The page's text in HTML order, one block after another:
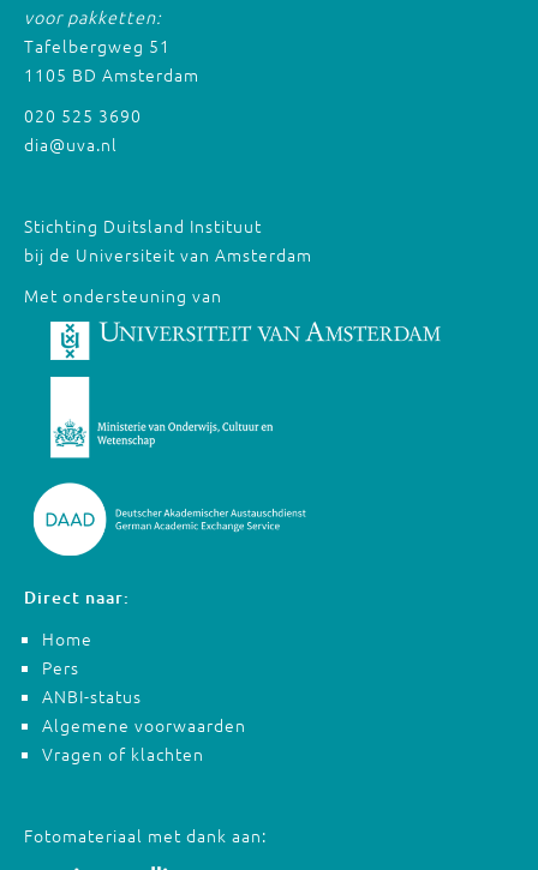
voor pakketten:
Tafelbergweg 51
1105 BD Amsterdam
020 525 3690
dia@uva.nl
Stichting Duitsland Instituut
bij de Universiteit van Amsterdam
Met ondersteuning van
Direct naar:
Home
Pers
ANBI-status
Algemene voorwaarden
Vragen of klachten
Fotomateriaal met dank aan: